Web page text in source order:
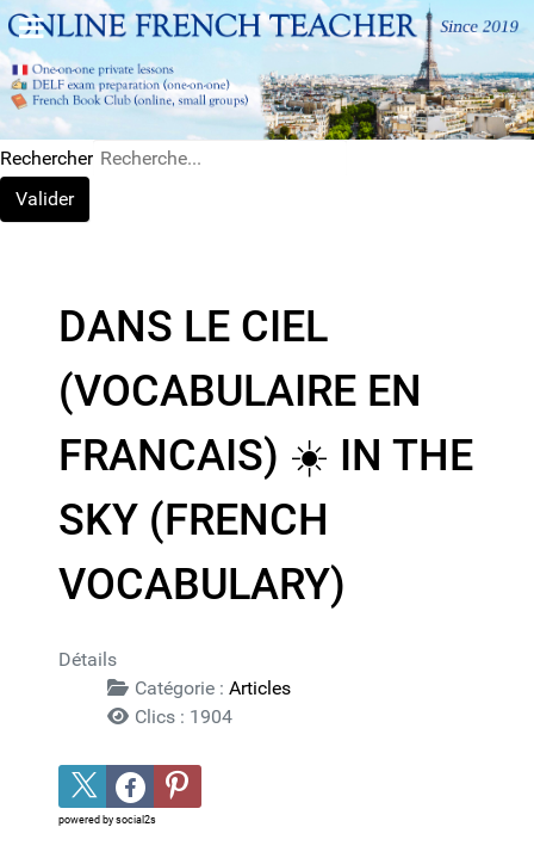
Rechercher
Valider
DANS LE CIEL
(VOCABULAIRE EN
FRANCAIS) ☀️​ IN THE
SKY (FRENCH
VOCABULARY)
Détails
Catégorie : Articles
Clics : 1904
powered by social2s